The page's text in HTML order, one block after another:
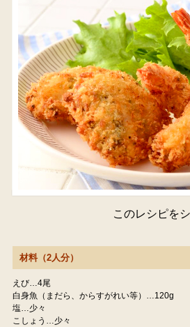
このレシピを
材料（2人分）
えび…4尾
白身魚（まだら、からすがれい等）…120g
塩…少々
こしょう…少々